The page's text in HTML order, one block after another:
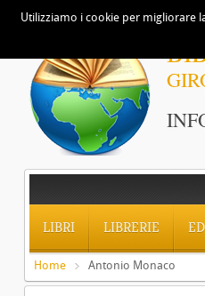
LIBRI LIBRERIE
Home Antonio Monaco
Utilizziamo i cookie per migliorare